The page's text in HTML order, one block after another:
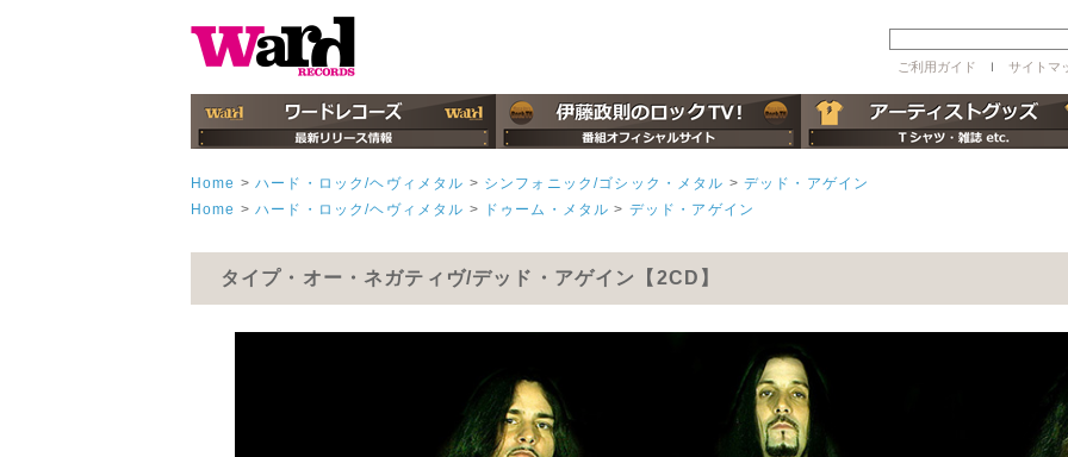
ご利用ガイド ｌ サイトマ
Home > ハード・ロック/ヘヴィメタル > シンフォニック/ゴシック・メタル > デッド・アゲイン
Home > ハード・ロック/ヘヴィメタル > ドゥーム・メタル > デッド・アゲイン
タイプ・オー・ネガティヴ/デッド・アゲイン【2CD】